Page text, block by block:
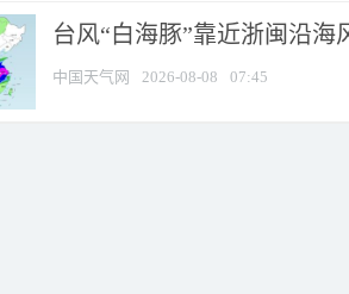
台风“白海豚”靠近浙闽沿
中国天气网 2026-08-08 07:45